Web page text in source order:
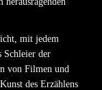
mit jedem
Schleier der
von Filmen und
des Erzählens